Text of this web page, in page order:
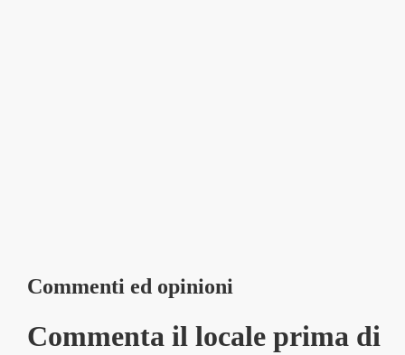
Commenti ed opinioni
Commenta il locale prima di